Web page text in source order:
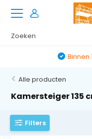
Binnen
Alle producten
Kamersteiger 135
Filters